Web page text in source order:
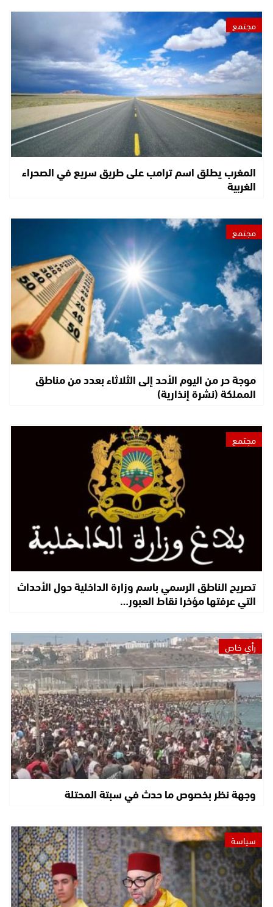
مجتمع
المغرب يطلق اسم ترامب على طريق سريع في الصحراء
الغربية
مجتمع
موجة حر من اليوم الأحد إلى الثلاثاء بعدد من مناطق
المملكة (نشرة إنذارية)
مجتمع
تصريح الناطق الرسمي باسم وزارة الداخلية حول الأحداث
التي عرفتها مؤخرا نقاط العبور…
رأي خاص
وجهة نظر بخصوص ما حدث في سبتة المحتلة
سياسة